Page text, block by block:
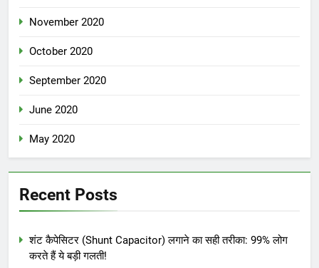
November 2020
October 2020
September 2020
June 2020
May 2020
Recent Posts
शंट कैपेसिटर (Shunt Capacitor) लगाने का सही तरीका: 99% लोग
करते हैं ये बड़ी गलती!